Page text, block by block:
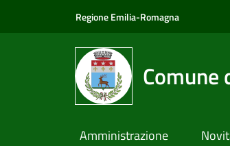
Regione Emilia-Romagna
Comune
Amministrazione